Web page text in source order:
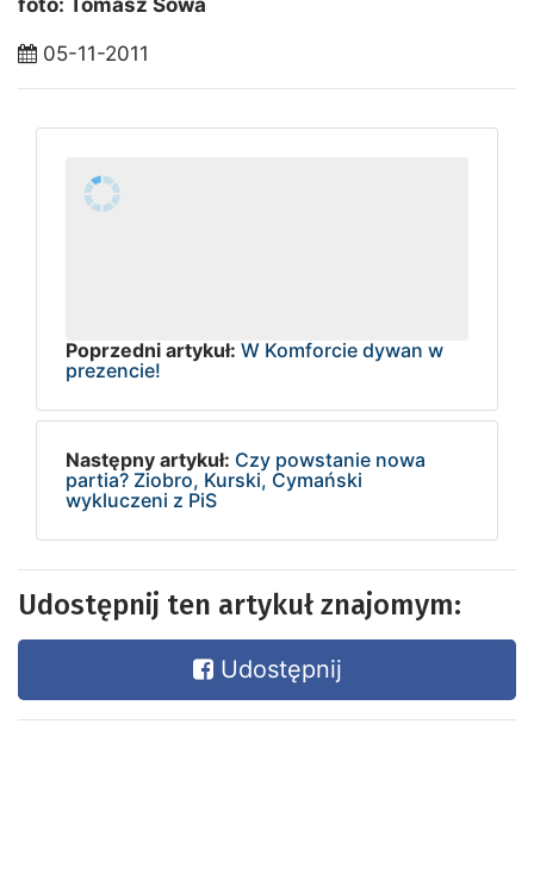
foto: Tomasz Sowa
05-11-2011
Poprzedni artykuł: W Komforcie dywan w
prezencie!
Następny artykuł: Czy powstanie nowa
partia? Ziobro, Kurski, Cymański
wykluczeni z PiS
Udostępnij ten artykuł znajomym:
Udostępnij